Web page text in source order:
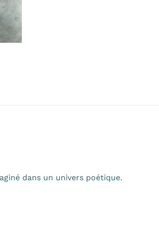
dans un univers poétique.